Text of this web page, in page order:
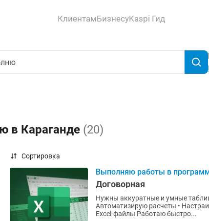
КлиентамБизнесуKaspi Гид
в Караганде (20)
Сортировка
Выполняю работы в
Договорная
Нужны аккуратные и умные
Автоматизирую расчеты •
Excel-файлы Работаю быстро...